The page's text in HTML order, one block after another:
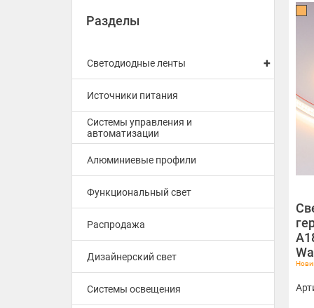
Разделы
Светодиодные ленты +
Источники питания
Системы управления и
автоматизации
Алюминиевые профили
Функциональный свет
Распродажа
Дизайнерский свет
Системы освещения